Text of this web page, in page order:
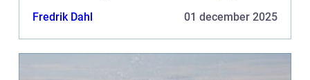
Fredrik Dahl 01 december 2025